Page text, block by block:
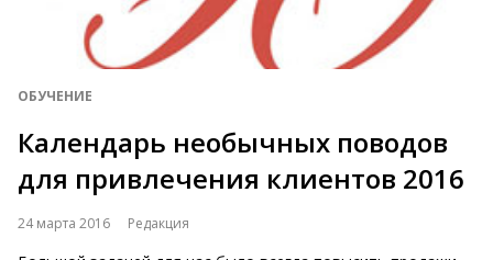
ОБУЧЕНИЕ
Календарь необычных поводов
для привлечения клиентов 2016
24 марта 2016 Редакция